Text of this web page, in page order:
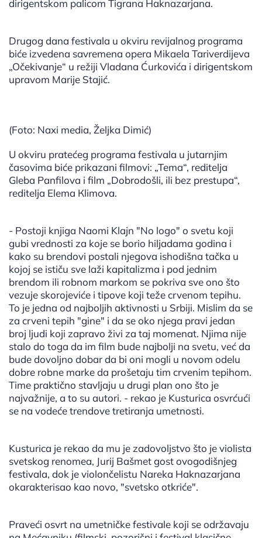
dirigentskom palicom Tigrana Haknazarjana.
Drugog dana festivala u okviru revijalnog programa
biće izvedena savremena opera Mikaela Tariverdijeva
„Očekivanje“ u režiji Vladana Ćurkovića i dirigentskom
upravom Marije Stajić.
(Foto: Naxi media, Željka Dimić)
U okviru pratećeg programa festivala u jutarnjim
časovima biće prikazani filmovi: „Tema“, reditelja
Gleba Panfilova i film „Dobrodošli, ili bez prestupa“,
reditelja Elema Кlimova.
- Postoji knjiga Naomi Klajn "No logo" o svetu koji
gubi vrednosti za koje se borio hiljadama godina i
kako su brendovi postali njegova ishodišna tačka u
kojoj se ističu sve laži kapitalizma i pod jednim
brendom ili robnom markom se pokriva sve ono što
vezuje skorojeviće i tipove koji teže crvenom tepihu.
To je jedna od najboljih aktivnosti u Srbiji. Mislim da se
za crveni tepih "gine" i da se oko njega pravi jedan
broj ljudi koji zapravo živi za taj momenat. Njima nije
stalo do toga da im film bude najbolji na svetu, već da
bude dovoljno dobar da bi oni mogli u novom odelu
dobre robne marke da prošetaju tim crvenim tepihom.
Time praktično stavljaju u drugi plan ono što je
najvažnije, a to su autori. - rekao je Kusturica osvrćući
se na vodeće trendove tretiranja umetnosti.
Kusturica je rekao da mu je zadovoljstvo što je violista
svetskog renomea, Jurij Bašmet gost ovogodišnjeg
festivala, dok je violončelistu Nareka Haknazarjana
okarakterisao kao novo, "svetsko otkriće".
Praveći osvrt na umetničke festivale koji se održavaju